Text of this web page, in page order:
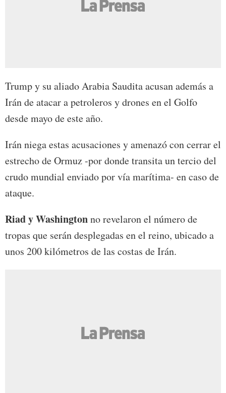
Trump y su aliado Arabia Saudita acusan además a
Irán de atacar a petroleros y drones en el Golfo
desde mayo de este año.
Irán niega estas acusaciones y amenazó con cerrar el
estrecho de Ormuz -por donde transita un tercio del
crudo mundial enviado por vía marítima- en caso de
ataque.
Riad y Washingtonno revelaron el número de
tropas que serán desplegadas en el reino, ubicado a
unos 200 kilómetros de las costas de Irán.